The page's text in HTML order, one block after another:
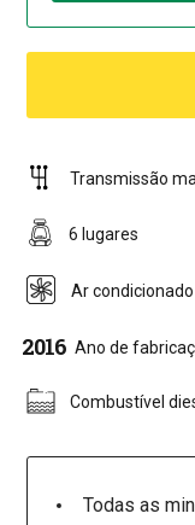
Transmissão
6 lugares
Ar condicionado
2016 Ano de
Combustível
Todas as